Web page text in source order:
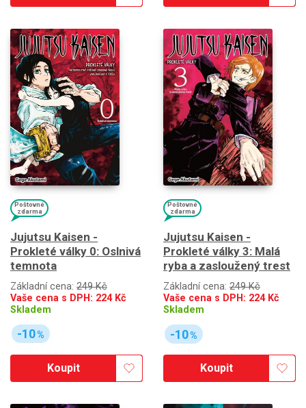
Poštovné
zdarma
Jujutsu Kaisen -
Prokleté války 0: Oslnivá
temnota
Základní cena: 249 Kč
Vaše cena s DPH: 224Kč
Skladem
-10%
Koupit
Poštovné
zdarma
Jujutsu Kaisen -
Prokleté války 3: Malá
ryba a zasloužený trest
Základní cena: 249 Kč
Vaše cena s DPH: 224Kč
Skladem
-10%
Koupit